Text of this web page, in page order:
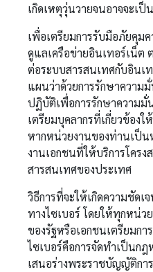
เกิดเหตุวุ่นวายจนอาจจะเ
เพื่อเตรียมการรับมือภัยคุม
ดูแลเครือข่ายอินเทอร์เน็ต
ต่อระบบสารสนเทศกับอินเ
แผนว่าด้วยการรักษาความ
ปฏิบัติเพื่อการรักษาความมั่
เตรียมบุคลากรที่เกี่ยวข้องใ
หากหน่วยงานของท่านเป็
งานเอกชนที่ให้บริการโคร
สารสนเทศของประเทศ
วิธีการที่จะให้เกิดความชัดเ
ทางไซเบอร์ โดยให้ทุกหน่ว
ของรัฐหรือเอกชนเตรียมกา
ไซเบอร์คือการจัดทำเป็นก
เสนอร่างพระราชบัญญัติก